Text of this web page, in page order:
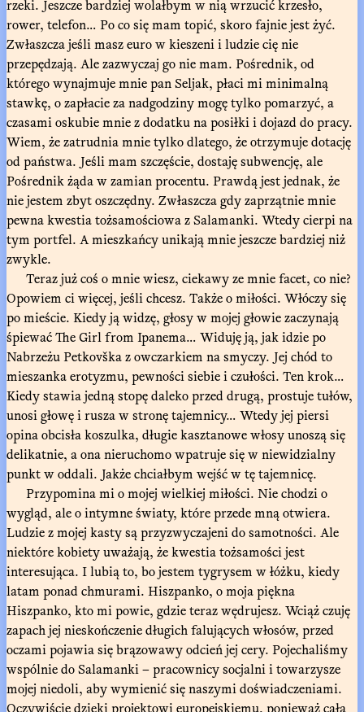
rzeki. Jeszcze bardziej wolałbym w nią wrzucić krzesło,
rower, telefon… Po co się mam topić, skoro fajnie jest żyć.
Zwłaszcza jeśli masz euro w kieszeni i ludzie cię nie
przepędzają. Ale zazwyczaj go nie mam. Pośrednik, od
którego wynajmuje mnie pan Seljak, płaci mi minimalną
stawkę, o zapłacie za nadgodziny mogę tylko pomarzyć, a
czasami oskubie mnie z dodatku na posiłki i dojazd do pracy.
Wiem, że zatrudnia mnie tylko dlatego, że otrzymuje dotację
od państwa. Jeśli mam szczęście, dostaję subwencję, ale
Pośrednik żąda w zamian procentu. Prawdą jest jednak, że
nie jestem zbyt oszczędny. Zwłaszcza gdy zaprzątnie mnie
pewna kwestia tożsamościowa z Salamanki. Wtedy cierpi na
tym portfel. A mieszkańcy unikają mnie jeszcze bardziej niż
zwykle.
Teraz już coś o mnie wiesz, ciekawy ze mnie facet, co nie?
Opowiem ci więcej, jeśli chcesz. Także o miłości. Włóczy się
po mieście. Kiedy ją widzę, głosy w mojej głowie zaczynają
śpiewać The Girl from Ipanema… Widuję ją, jak idzie po
Nabrzeżu Petkovška z owczarkiem na smyczy. Jej chód to
mieszanka erotyzmu, pewności siebie i czułości. Ten krok…
Kiedy stawia jedną stopę daleko przed drugą, prostuje tułów,
unosi głowę i rusza w stronę tajemnicy… Wtedy jej piersi
opina obcisła koszulka, długie kasztanowe włosy unoszą się
delikatnie, a ona nieruchomo wpatruje się w niewidzialny
punkt w oddali. Jakże chciałbym wejść w tę tajemnicę.
Przypomina mi o mojej wielkiej miłości. Nie chodzi o
wygląd, ale o intymne światy, które przede mną otwiera.
Ludzie z mojej kasty są przyzwyczajeni do samotności. Ale
niektóre kobiety uważają, że kwestia tożsamości jest
interesująca. I lubią to, bo jestem tygrysem w łóżku, kiedy
latam ponad chmurami. Hiszpanko, o moja piękna
Hiszpanko, kto mi powie, gdzie teraz wędrujesz. Wciąż czuję
zapach jej nieskończenie długich falujących włosów, przed
oczami pojawia się brązowawy odcień jej cery. Pojechaliśmy
wspólnie do Salamanki – pracownicy socjalni i towarzysze
mojej niedoli, aby wymienić się naszymi doświadczeniami.
Oczywiście dzięki projektowi europejskiemu, ponieważ cała